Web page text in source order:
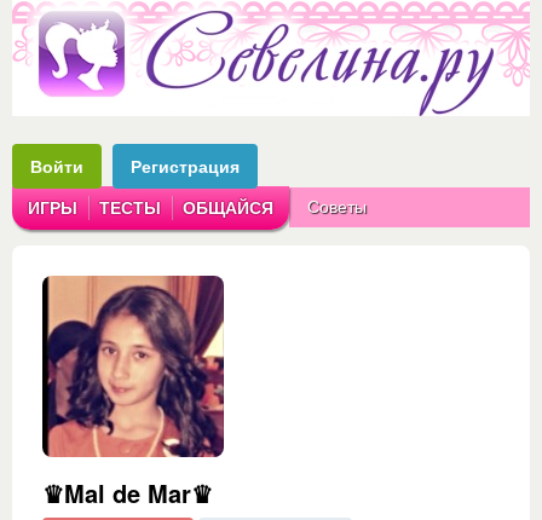
Войти Регистрация
ИГРЫ ТЕСТЫ ОБЩАЙСЯ Советы
♛Mal de Mar♛